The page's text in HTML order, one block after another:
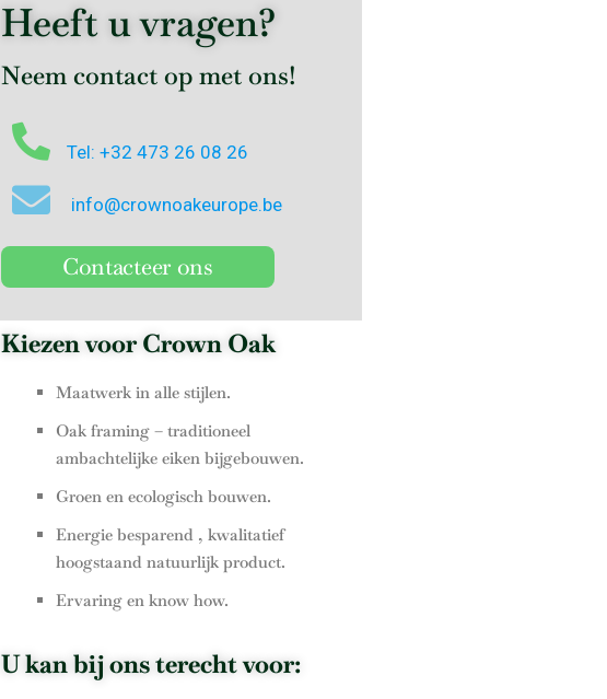
Heeft u vragen?
Neem contact op met ons!
Tel: +32 473 26 08 26
info@crownoakeurope.be
Contacteer ons
Kiezen voor Crown Oak
Maatwerk in alle stijlen.
Oak framing – traditioneel
ambachtelijke eiken bijgebouwen.
Groen en ecologisch bouwen.
Energie besparend , kwalitatief
hoogstaand natuurlijk product.
Ervaring en know how.
U kan bij ons terecht voor: